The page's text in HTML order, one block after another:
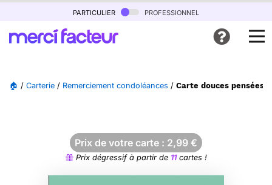
particulier professionnel
🏠 / Carterie / Remerciement condoléances / Carte douces pensées
Prix de votre carte : 2,99 €
Prix dégressif à partir de 11cartes !